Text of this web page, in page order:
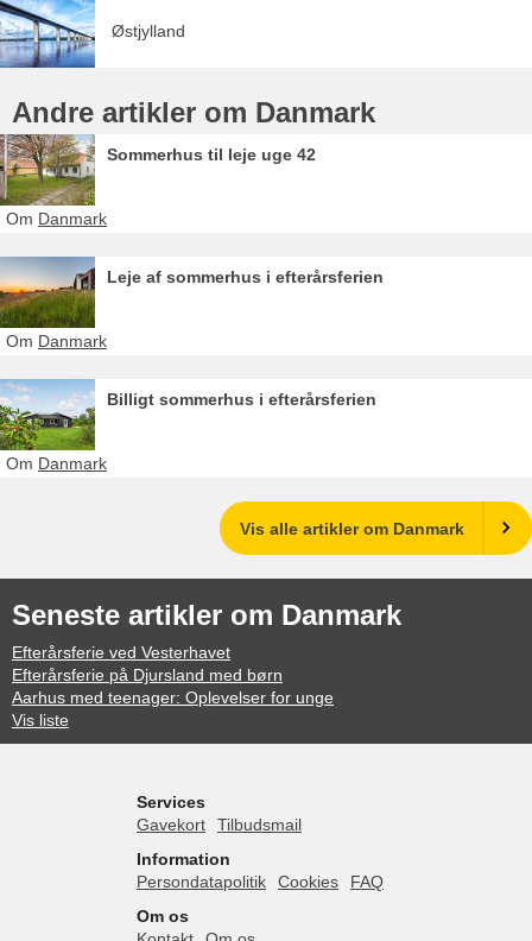
Østjylland
Andre artikler om Danmark
Sommerhus til leje uge 42
Om Danmark
Leje af sommerhus i efterårsferien
Om Danmark
Billigt sommerhus i efterårsferien
Om Danmark
Vis alle artikler om Danmark
Seneste artikler om Danmark
Efterårsferie ved Vesterhavet
Efterårsferie på Djursland med børn
Aarhus med teenager: Oplevelser for unge
Vis liste
Services
Gavekort
Tilbudsmail
Information
Persondatapolitik
Cookies
FAQ
Om os